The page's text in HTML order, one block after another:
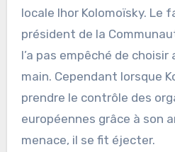
locale Ihor Kolomoïsky. Le
président de la
l’a pas empêché de
main. Cependant lorsque
prendre le contrôle des
européennes grâce à son
menace, il se fit éjecter.